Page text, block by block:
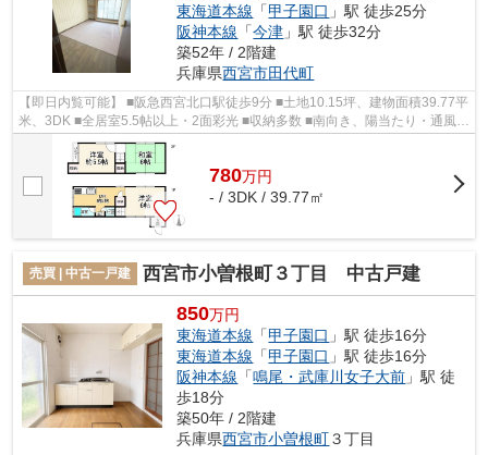
東海道本線 「甲子園口 」駅 徒歩25分
阪神本線 「今津 」駅 徒歩32分
築52年 / 2階建
兵庫県西宮市田代町
【即日内覧可能】 ■阪急西宮北口駅徒歩9分 ■土地10.15坪、建物面積39.77平
米、3DK ■全居室5.5帖以上・2面彩光 ■収納多数 ■南向き、陽当たり・通風良
好 ■月々2万円台から購入可能 ■深...
780万円
- / 3DK / 39.77㎡
売買 | 中古一戸建 西宮市小曽根町３丁目 中古戸建
850万円
東海道本線 「甲子園口 」駅 徒歩16分
東海道本線 「甲子園口 」駅 徒歩16分
阪神本線 「鳴尾・武庫川女子大前 」駅 徒
歩18分
築50年 / 2階建
兵庫県西宮市小曽根町３丁目